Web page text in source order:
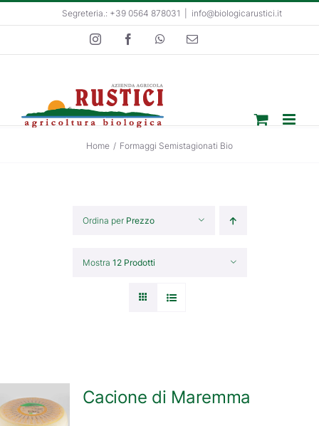
al
Segreteria.: +39 0564 878031 info@biologicarustici.it
InstagramFacebookWhatsApp
Email
Home / Formaggi Semistagionati Bio
Ordina per Prezzo
Mostra 12 Prodotti
Cacione di Maremma